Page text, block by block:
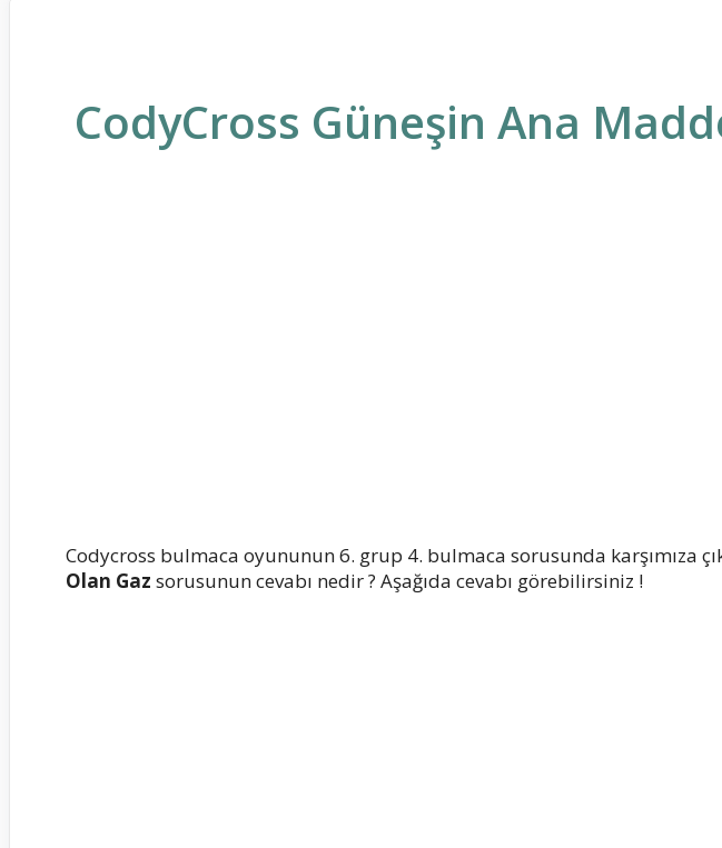
CodyCross Güneşin Ana
Codycross bulmaca oyununun 6. grup 4. bulmaca sorusunda karşımıza
Olan Gaz sorusunun cevabı nedir ? Aşağıda cevabı görebilirsiniz !